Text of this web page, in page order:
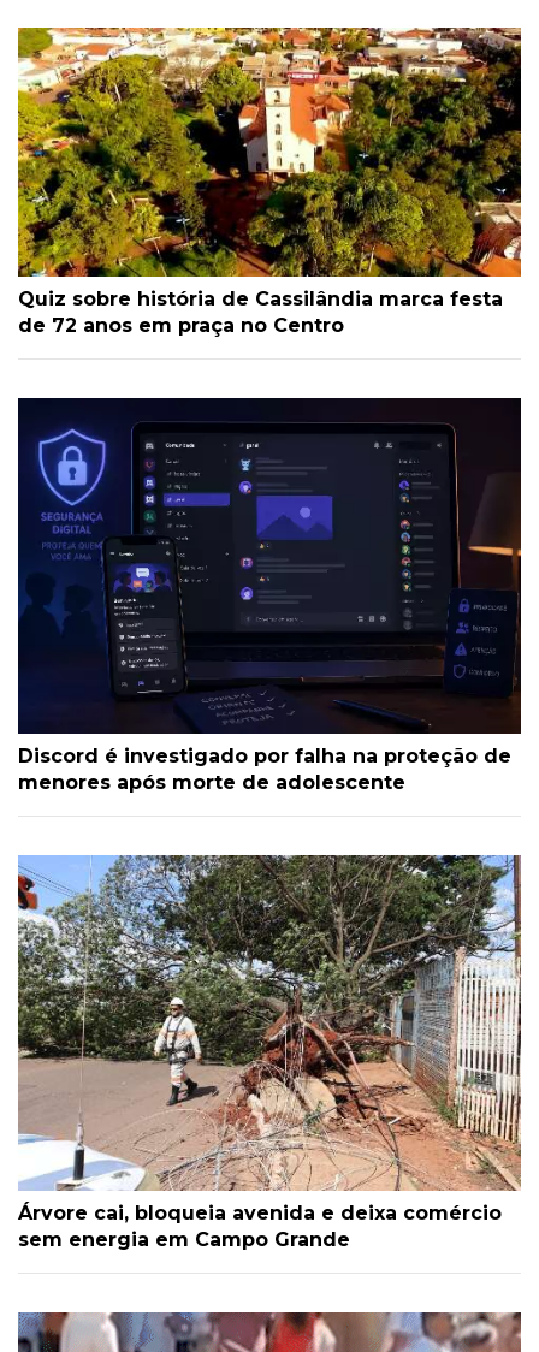
Quiz sobre história de Cassilândia marca festa
de 72 anos em praça no Centro
Discord é investigado por falha na proteção de
menores após morte de adolescente
Árvore cai, bloqueia avenida e deixa comércio
sem energia em Campo Grande